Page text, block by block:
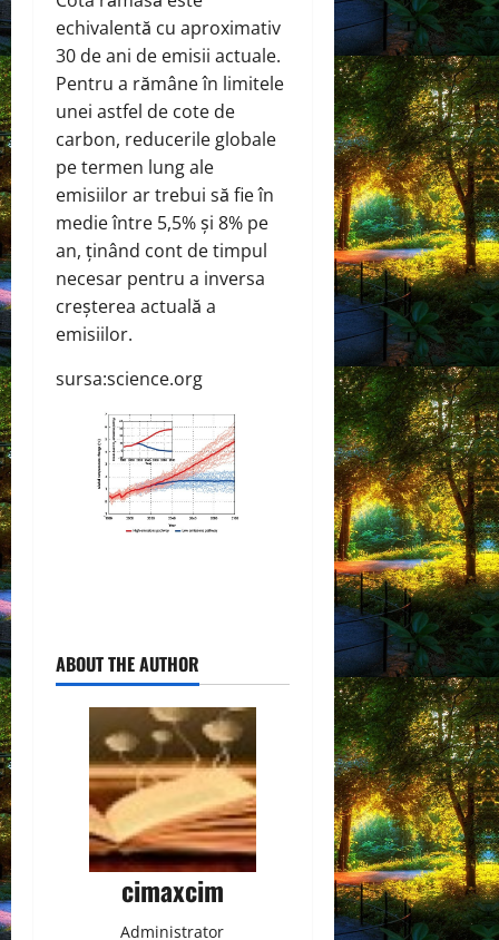
echivalentă cu aproximativ
30 de ani de emisii actuale.
Pentru a rămâne în limitele
unei astfel de cote de
carbon, reducerile globale
pe termen lung ale
emisiilor ar trebui să fie în
medie între 5,5% și 8% pe
an, ținând cont de timpul
necesar pentru a inversa
creșterea actuală a
emisiilor.
sursa:science.org
ABOUT THE AUTHOR
cimaxcim
Administrator